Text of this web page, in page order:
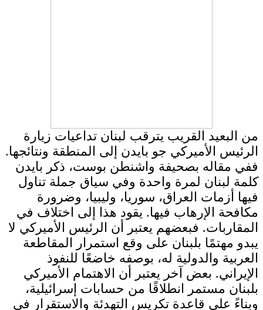
من البعيد القريب يترقب لبنان تداعيات زيارة
الرئيس الأميركي جو بايدن إلى المنطقة ونتائجها.
ففي مقاله بصحيفة واشنطن بوست، ذكر بايدن
كلمة لبنان لمرة واحدة وفي سياق جملة تناول
فيها أزمات العراق، سوريا، وليبيا، وضرورة
مكافحة الإرهاب فيها. يقود هذا إلى اختلاف في
المقاربات. فبعضهم يعتبر أن الرئيس الأميركي لا
يبدو مهتمًا بلبنان على وقع استمرار المقاطعة
العربية والدولية له، بوصفه خاضعًا للنفوذ
الإيراني. بعض آخر يعتبر أن الاهتمام الأميركي
بلبنان مستمر انطلاقًا من حسابات إسرائيلية،
وبناءً على قاعدة تكريس التهدئة والاستقرار في